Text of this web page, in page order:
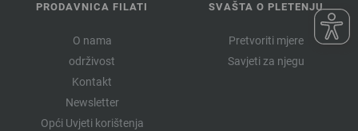
PRODAVNICA FILATI
O nama
održivost
Kontakt
Newsletter
Opći Uvjeti korištenja
SVAŠTA O PLETENJU
Pretvoriti mjere
Savjeti za njegu